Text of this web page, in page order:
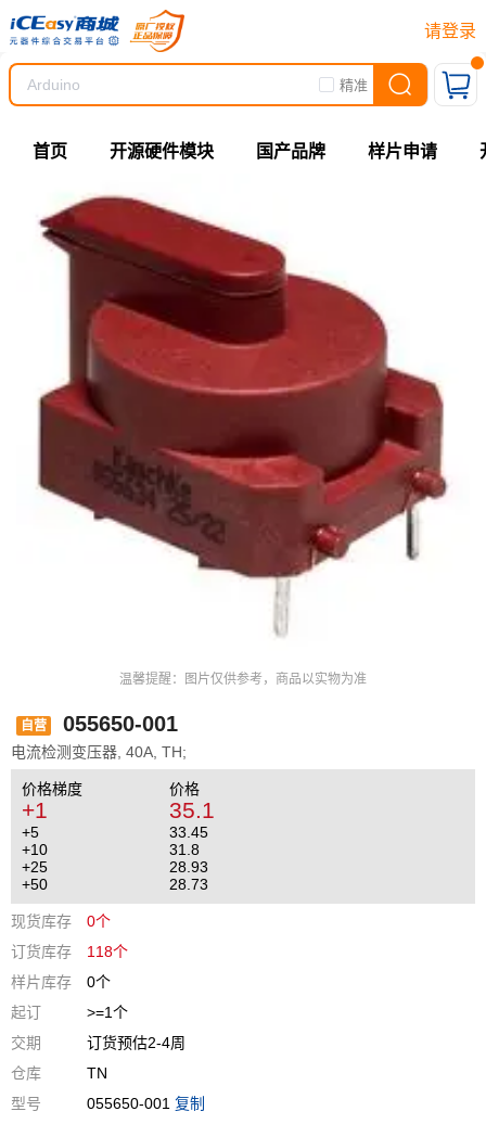
请登录
精准
首页 开源硬件模块 国产品牌 样片申请
温馨提醒：图片仅供参考，商品以实物为准
自营 055650-001
电流检测变压器, 40A, TH;
价格梯度 价格
+1 35.1
+5
33.45
+10
31.8
+25
28.93
+50
28.73
现货库存
0个
订货库存
118个
样片库存
0个
起订
>=1个
交期
订货预估2-4周
仓库
TN
型号
055650-001 复制